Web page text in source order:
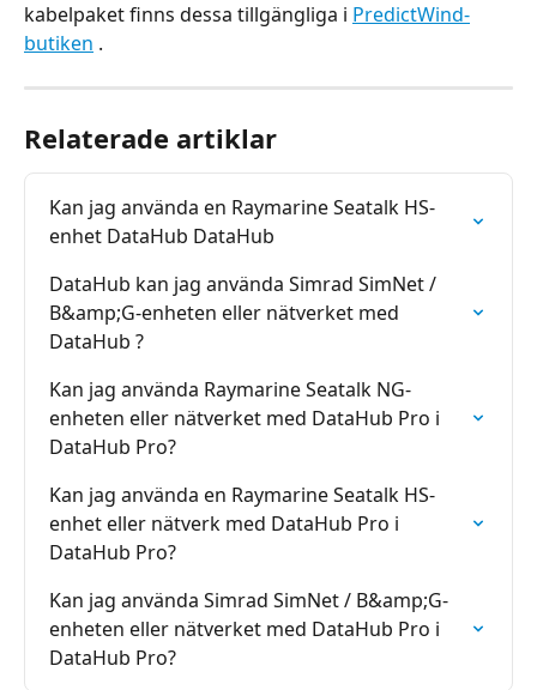
kabelpaket finns dessa tillgängliga i PredictWind-
butiken .
Relaterade artiklar
Kan jag använda en Raymarine Seatalk HS-
enhet DataHub DataHub
DataHub kan jag använda Simrad SimNet /
B&amp;G-enheten eller nätverket med
DataHub ?
Kan jag använda Raymarine Seatalk NG-
enheten eller nätverket med DataHub Pro i
DataHub Pro?
Kan jag använda en Raymarine Seatalk HS-
enhet eller nätverk med DataHub Pro i
DataHub Pro?
Kan jag använda Simrad SimNet / B&amp;G-
enheten eller nätverket med DataHub Pro i
DataHub Pro?